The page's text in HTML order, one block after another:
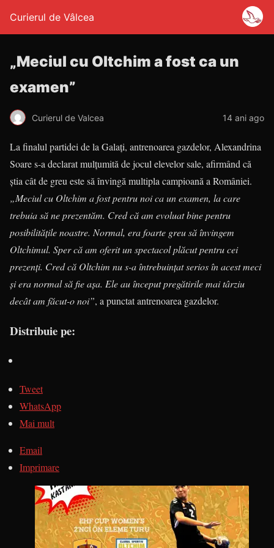
Curierul de Vâlcea
„Meciul cu Oltchim a fost ca un
examen”
Curierul de Valcea 14 ani ago
La finalul partidei de la Galaţi, antrenoarea gazdelor, Alexandrina
Soare s-a declarat mulţumită de jocul elevelor sale, afirmând că
ştia cât de greu este să învingă multipla campioană a României.
„Meciul cu Oltchim a fost pentru noi ca un examen, la care
trebuia să ne prezentăm. Cred că am evoluat bine pentru
posibilităţile noastre. Normal, era foarte greu să învingem
Oltchimul. Sper că am oferit un spectacol plăcut pentru cei
prezenţi. Cred că Oltchim nu s-a întrebuinţat serios în acest meci
şi era normal să fie aşa. Ele au început pregătirile mai târziu
decât am făcut-o noi”, a punctat antrenoarea gazdelor.
Distribuie pe:
Tweet
WhatsApp
Mai mult
Email
Imprimare